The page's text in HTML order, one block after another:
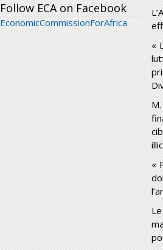
Follow ECA on Facebook
EconomicCommissionForAfrica
«
«